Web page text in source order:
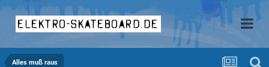
elektro-skateboard.de
Alles muß raus